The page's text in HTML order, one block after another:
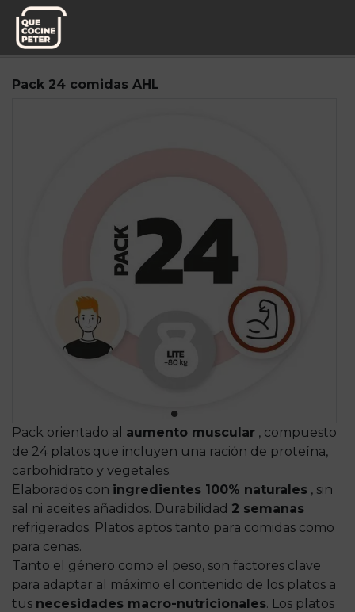
Pedido semanal
Pack 24 comidas AHL
Pack orientado al aumento muscular , compuesto
de 24 platos que incluyen una ración de proteína,
carbohidrato y vegetales.
Elaborados con ingredientes 100% naturales , sin
sal ni aceites añadidos. Durabilidad 2 semanas
refrigerados. Platos aptos tanto para comidas como
para cenas.
Tanto el género como el peso, son factores clave
para adaptar al máximo el contenido de los platos a
tus necesidades macro-nutricionales. Los platos